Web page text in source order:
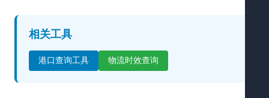
相关工具
港口查询工具 物流时效查询